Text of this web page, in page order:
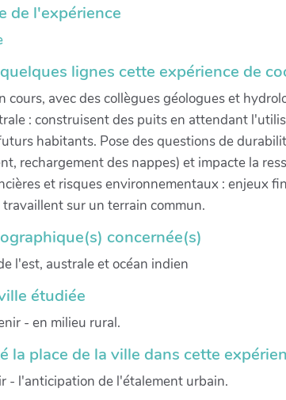
de l'expérience
lignes cette expérience de
cours, avec des collègues géologues et
: construisent des puits en attendant
habitants. Pose des questions de
rechargement des nappes) et impacte la
et risques environnementaux : enjeux
sur un terrain commun.
concernée(s)
l'est, australe et océan indien
étudiée
- en milieu rural.
la place de la ville dans cette
- l'anticipation de l'étalement urbain.